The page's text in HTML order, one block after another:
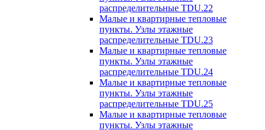
распределительные TDU.22
Малые и квартирные тепловые
пункты. Узлы этажные
распределительные TDU.23
Малые и квартирные тепловые
пункты. Узлы этажные
распределительные TDU.24
Малые и квартирные тепловые
пункты. Узлы этажные
распределительные TDU.25
Малые и квартирные тепловые
пункты. Узлы этажные